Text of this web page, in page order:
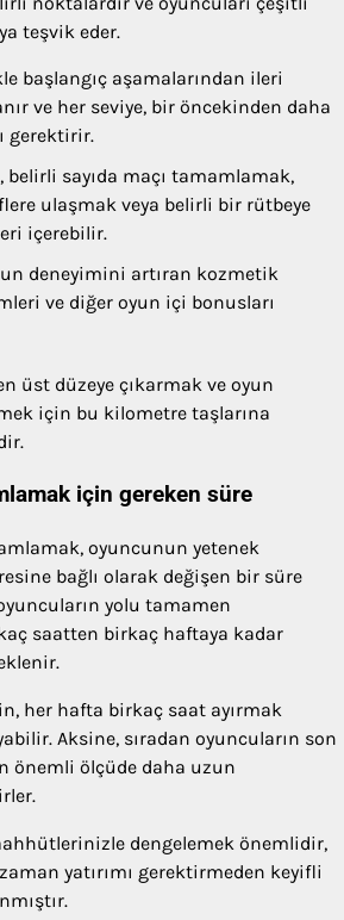
teşvik eder.
başlangıç aşamalarından ileri
ve her seviye, bir öncekinden daha
gerektirir.
belirli sayıda maçı tamamlamak,
ulaşmak veya belirli bir rütbeye
içerebilir.
deneyimini artıran kozmetik
ve diğer oyun içi bonusları
üst düzeye çıkarmak ve oyun
için bu kilometre taşlarına
için gereken süre
oyuncunun yetenek
bağlı olarak değişen bir süre
yolu tamamen
saatten birkaç haftaya kadar
her hafta birkaç saat ayırmak
Aksine, sıradan oyuncuların son
önemli ölçüde daha uzun
dengelemek önemlidir,
yatırımı gerektirmeden keyifli